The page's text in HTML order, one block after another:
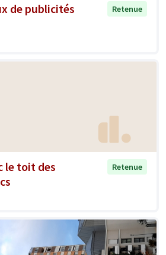
de publicités
Retenue
le toit des
Retenue